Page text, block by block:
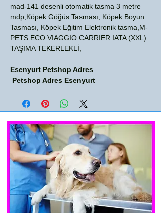
mad-141 desenli otomatik tasma 3 metre
mdp,Köpek Göğüs Tasması, Köpek Boyun
Tasması, Köpek Eğitim Elektronik tasma,M-
PETS ECO VIAGGIO CARRIER IATA (XXL)
TAŞIMA TEKERLEKLİ,
Esenyurt Petshop Adres
Petshop Adres Esenyurt